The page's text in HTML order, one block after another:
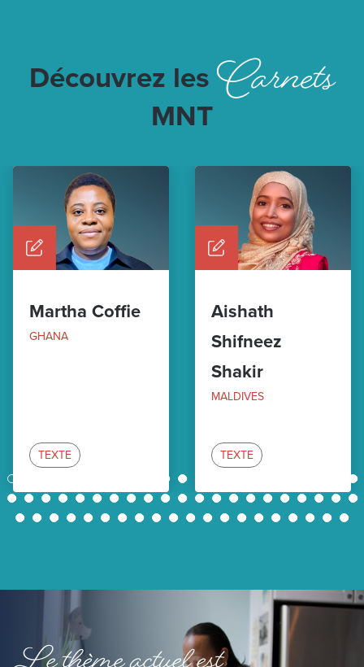
Découvrez lesCarnets
MNT
Martha Coffie
GHANA
TEXTE
Aishath
Shifneez
Shakir
MALDIVES
TEXTE
1 10 11
21
22
23 24 25 26 27 28 29 30 31 32 33 34 35 36 37 38 39 40 41
42
43
44 45 46 47 48 49 50 51 52 53 54 55 56 57 58 59 60 61 62